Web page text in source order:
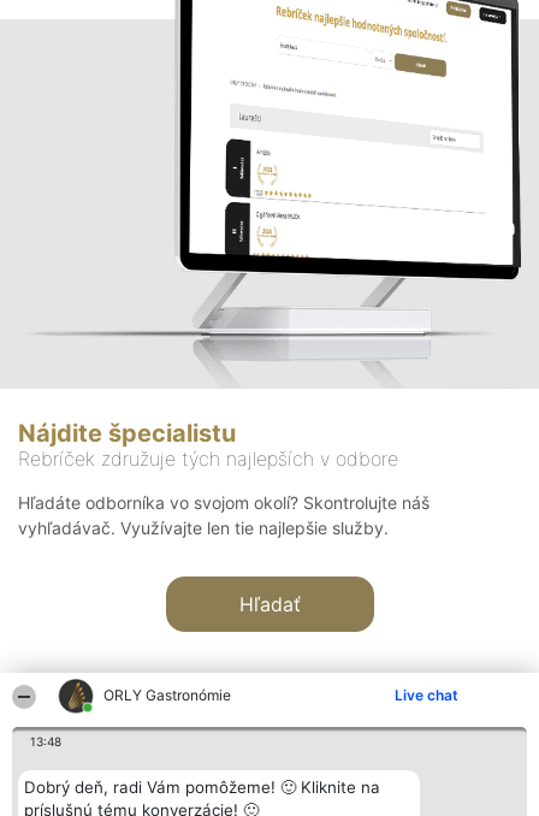
ORLY Gastronómie Live chat
13:48
Dobrý deň, radi Vám pomôžeme! 🙂 Kliknite na
príslušnú tému konverzácie! 🙂
Nájdite špecialistu
Rebríček združuje tých najlepších v odbore
Hľadáte odborníka vo svojom okolí? Skontrolujte náš
vyhľadávač. Využívajte len tie najlepšie služby.
Hľadať
Organizátor hodnotenia
Bright Side Solutions sp. z o.
Hodnotenie
Laureáti
Kontakt
Kontakt